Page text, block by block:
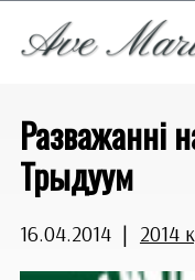
Разважанні
Трыдуум
16.04.2014 | 2014